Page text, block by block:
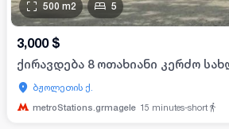
500 m2 5
3,000 $
ქირავდება 8 ოთახიანი კერძო
ბჟოლეთის ქ.
metroStations.grmagele 15 minutes-short